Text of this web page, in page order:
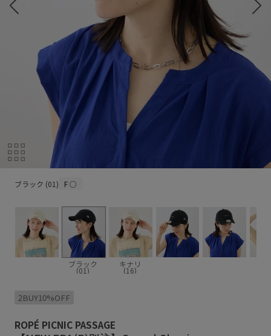
ブラック (01) F○
ブラック
(01)
キナリ
(16)
2BUY10%OFF
ROPÉ PICNIC PASSAGE